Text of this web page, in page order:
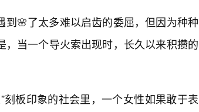
🌸了太多难以启齿的委屈，但因为种种
当一个导火索出现时，长久以来积攒的
板印象的社会里，一个女性如果敢于表